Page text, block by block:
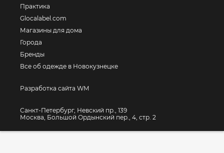
Практика
Glocalabel.com
Магазины для дома
Города
Бренды
Все об одежде в Новокузнецке
Разработка сайта WM
Санкт-Петербург, Невский пр., 139
Москва, Большой Ордынский пер., 4, стр. 2